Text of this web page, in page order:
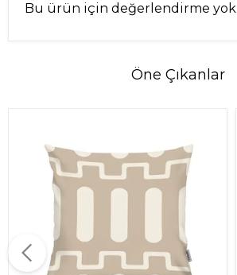
Bu ürün için değerlendirme yok
Öne Çıkanlar